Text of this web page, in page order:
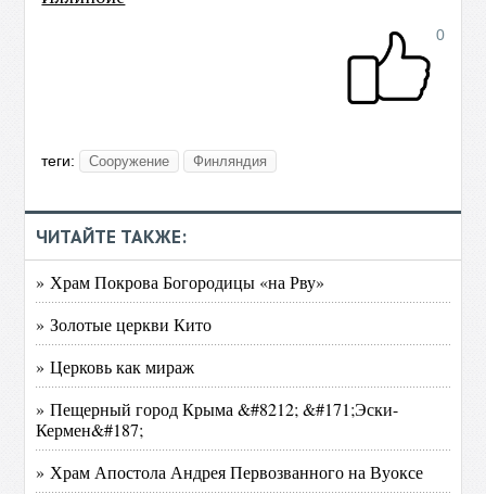
0
теги: Сооружение Финляндия
ЧИТАЙТЕ ТАКЖЕ:
» Храм Покрова Богородицы «на Рву»
» Золотые церкви Кито
» Церковь как мираж
» Пещерный город Крыма &#8212; &#171;Эски-
Кермен&#187;
» Храм Апостола Андрея Первозванного на Вуоксе